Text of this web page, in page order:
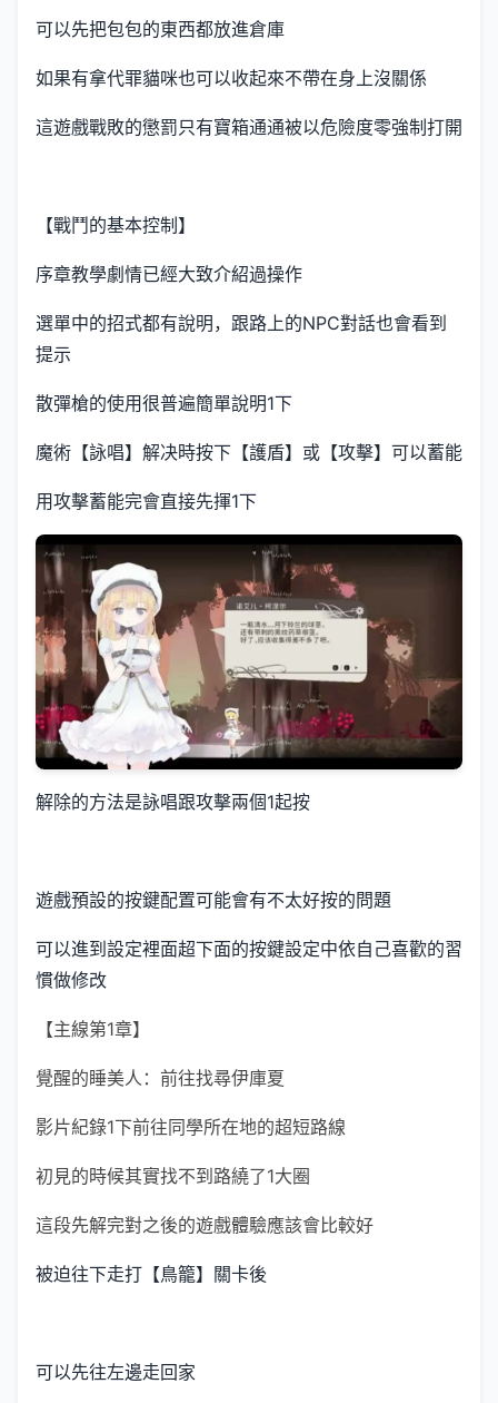
可以先把包包的東西都放進倉庫
如果有拿代罪貓咪也可以收起來不帶在身上沒關係
這遊戲戰敗的懲罰只有寶箱通通被以危險度零強制打開
【戰鬥的基本控制】
序章教學劇情已經大致介紹過操作
選單中的招式都有說明，跟路上的NPC對話也會看到
提示
散彈槍的使用很普遍簡單說明1下
魔術【詠唱】解决時按下【護盾】或【攻擊】可以蓄能
用攻擊蓄能完會直接先揮1下
解除的方法是詠唱跟攻擊兩個1起按
遊戲預設的按鍵配置可能會有不太好按的問題
可以進到設定裡面超下面的按鍵設定中依自己喜歡的習
慣做修改
【主線第1章】
覺醒的睡美人：前往找尋伊庫夏
影片紀錄1下前往同學所在地的超短路線
初見的時候其實找不到路繞了1大圈
這段先解完對之後的遊戲體驗應該會比較好
被迫往下走打【鳥籠】關卡後
可以先往左邊走回家